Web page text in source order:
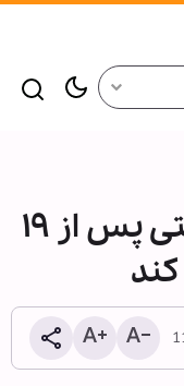
رئیس رژیم صهیونیستی پس از ۱۹